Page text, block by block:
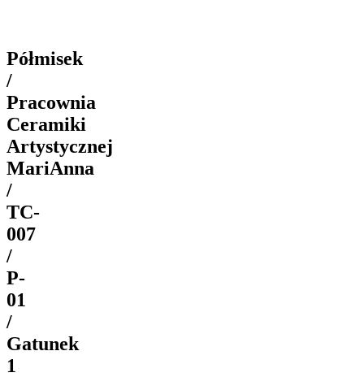
Półmisek
/
Pracownia
Ceramiki
Artystycznej
MariAnna
/
TC-
007
/
P-
01
/
Gatunek
1